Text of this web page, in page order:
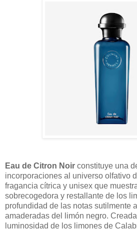
Eau de Citron Noir constituye una
incorporaciones al universo olfativo
fragancia cítrica y unisex que
sobrecogedora y restallante de los
profundidad de las notas sutilmente
amaderadas del limón negro.
luminosidad de los limones de